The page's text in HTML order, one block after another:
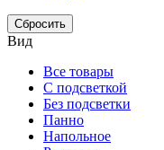
Сбросить
Вид
Все товары
С подсветкой
Без подсветки
Панно
Напольное